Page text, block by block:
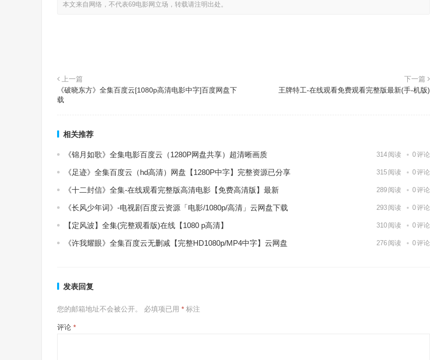
本文来自网络，不代表69电影网立场，转载请注明出处。
上一篇
《破晓东方》全集百度云[1080p高清电影中字]百度网盘下
载
下一篇
王牌特工-在线观看免费观看完整版最新(手-机版)
相关推荐
《锦月如歌》全集电影百度云（1280P网盘共享）超清晰画质 314 阅读 0评论
《足迹》全集百度云（hd高清）网盘【1280P中字】完整资源已分享 315 阅读 0评论
《十二封信》全集-在线观看完整版高清电影【免费高清版】最新 289 阅读 0评论
《长风少年词》-电视剧百度云资源「电影/1080p/高清」云网盘下载 293 阅读 0评论
【定风波】全集(完整观看版)在线【1080 p高清】 310 阅读 0评论
《许我耀眼》全集百度云无删减【完整HD1080p/MP4中字】云网盘 276 阅读 0评论
发表回复
您的邮箱地址不会被公开。 必填项已用 * 标注
评论 *